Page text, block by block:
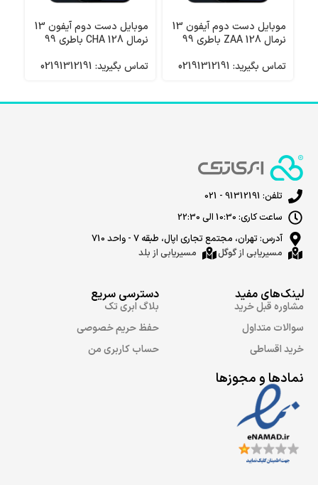
موبایل دست دوم آیفون 13
نرمال 128 ZAA باطری 99
تماس بگیرید: 02191312191
موبایل دست دوم آیفون 13
نرمال 128 CHA باطری 99
تماس بگیرید: 02191312191
تلفن: 91312191 - 021
ساعت کاری: 10:30 الی 22:30
آدرس: تهران، مجتمع تجاری اپال، طبقه 7 - واحد 710
مسیریابی از گوگل
مسیریابی از بلد
لینک‌های مفید
مشاوره قبل خرید
سوالات متداول
خرید اقساطی
دسترسی سریع
بلاگ ابری تک
حفظ حریم خصوصی
حساب کاربری من
نمادها و مجوزها